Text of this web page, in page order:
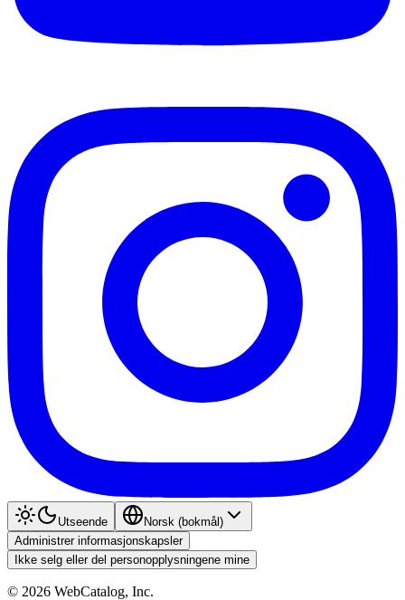
Utseende
Norsk (bokmål)
Administrer informasjonskapsler
Ikke selg eller del personopplysningene mine
© 2026 WebCatalog, Inc.